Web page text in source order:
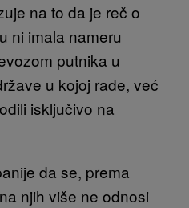
na to da je reč o
ni imala nameru
putnika u
u kojoj rade, već
isključivo na
da se, prema
njih više ne odnosi